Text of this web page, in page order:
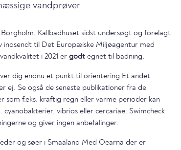
vandprøver
Kallbadhuset sidst undersøgt og forelagt
indsendt til Det Europæiske Miljøagentur med
i 2021 er godt egnet til badning.
dig endnu et punkt til orientering Et andet
ej. Se også de seneste publikationer fra de
som f.eks. kraftig regn eller varme perioder kan
vibrios eller cercariae. Swimcheck
og giver ingen anbefalinger.
og søer i Smaaland Med Oearna der er